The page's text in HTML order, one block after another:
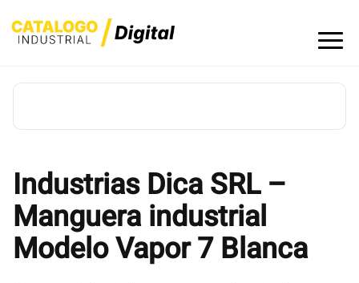
to
Industrias Dica SRL –
Manguera industrial
Modelo Vapor 7 Blanca